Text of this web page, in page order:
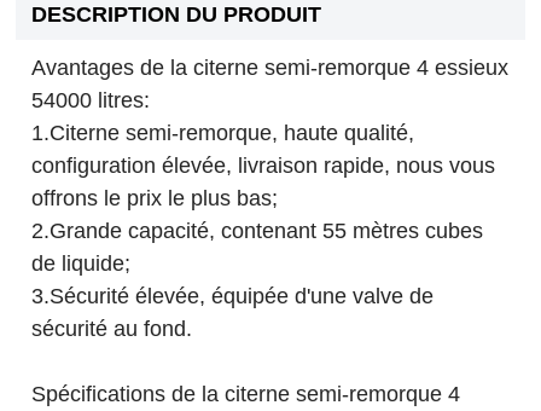
DESCRIPTION DU PRODUIT
Avantages de la citerne semi-remorque 4 essieux
54000 litres:
1.Citerne semi-remorque, haute qualité,
configuration élevée, livraison rapide, nous vous
offrons le prix le plus bas;
2.Grande capacité, contenant 55 mètres cubes
de liquide;
3.Sécurité élevée, équipée d'une valve de
sécurité au fond.
Spécifications de la citerne semi-remorque 4